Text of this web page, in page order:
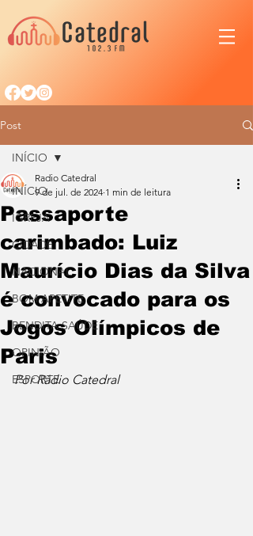
Post
INÍCIO
IGREJA
CIDADE
NACIONAL
BOM APETITE
BENDITA SAÚDE
OPINIÃO
ESPORTE
INÍCIO
Passaporte
carimbado: Luiz
Maurício Dias da Silva
é convocado para os
Jogos Olímpicos de
Paris
Radio Catedral
9 de jul. de 2024 1 min de leitura
Por Rádio Catedral